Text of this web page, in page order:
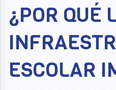
¿POR QUÉ
ESCOLAR